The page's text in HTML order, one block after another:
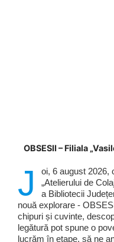
OBSESII – Filiala
J
oi, 6 august 2026,
„Atelierului de
a Bibliotecii
nouă explorare -
chipuri și cuvinte,
legătură pot spune o
lucrăm în etape, să ne